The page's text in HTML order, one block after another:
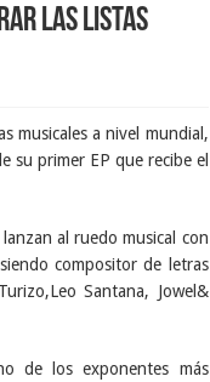
las listas
musicales a nivel mundial,
su primer EP que recibe el
al ruedo musical con
compositor de letras
Santana, Jowel&
de los exponentes más